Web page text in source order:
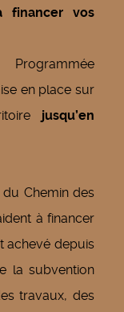
financer vos
en place sur
jusqu’en
Chemin des
à financer
achevé depuis
la subvention
travaux, des